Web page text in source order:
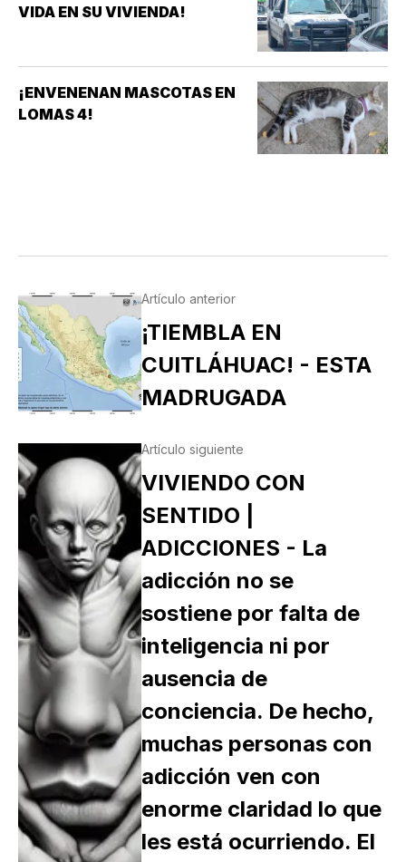
VIDA EN SU VIVIENDA!
¡ENVENENAN MASCOTAS EN
LOMAS 4!
Artículo anterior
¡TIEMBLA EN
CUITLÁHUAC! - ESTA
MADRUGADA
Artículo siguiente
VIVIENDO CON
SENTIDO |
ADICCIONES - La
adicción no se
sostiene por falta de
inteligencia ni por
ausencia de
conciencia. De hecho,
muchas personas con
adicción ven con
enorme claridad lo que
les está ocurriendo. El